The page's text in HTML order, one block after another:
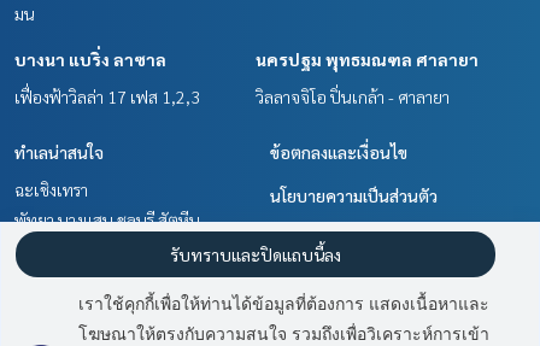
มี2คนกำลังดูประกาศนี้
มน
บางนา แบริ่ง ลาซาล
เฟื่องฟ้าวิลล่า 17 เฟส 1,2,3
นครปฐม พุทธมณฑล ศาลายา
วิลลาจจิโอ ปิ่นเกล้า - ศาลายา
ทำเลน่าสนใจ
ฉะเชิงเทรา
พัทยา บางแสน ชลบุรี สัตหีบ
มีนบุรี-ร่มเกล้า
นครปฐม พุทธมณฑล ศาลายา
บางนา แบริ่ง ลาซาล
สำโรง สมุทรปราการ
ข้อตกลงและเงื่อนไข
นโยบายความเป็นส่วนตัว
เกี่ยวกับเรา
วิธีการฝากขาย-เช่า
ติดต่อ
เราใช้คุกกี้เพื่อให้ท่านได้ข้อมูลที่ต้องการ แสดงเนื้อหาและ
โฆษณาให้ตรงกับความสนใจ รวมถึงเพื่อวิเคราะห์การเข้า
รับทราบและปิดแถบนี้ลง